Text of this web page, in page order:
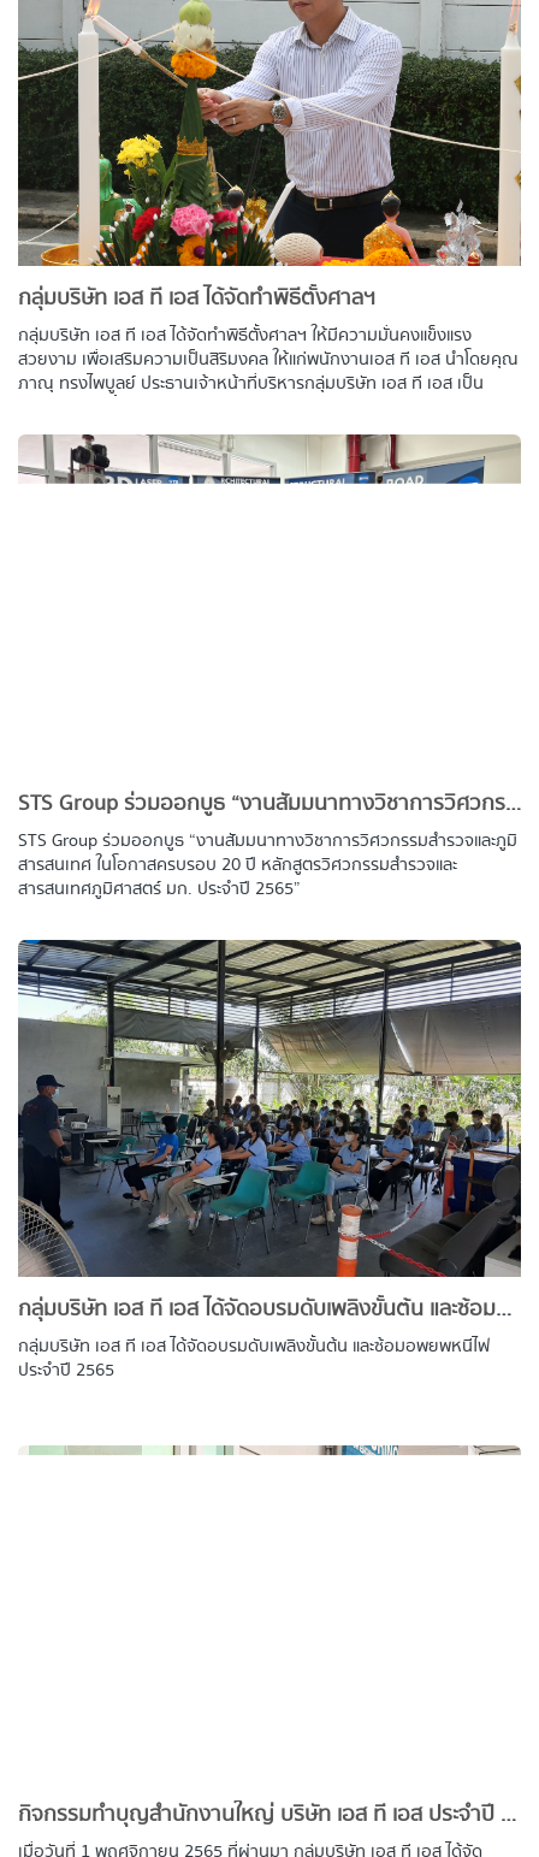
กลุ่มบริษัท เอส ที เอส ได้จัดทำพิธีตั้งศาลฯ
กลุ่มบริษัท เอส ที เอส ได้จัดทำพิธีตั้งศาลฯ ให้มีความมั่นคงแข็งแรง
สวยงาม เพื่อเสริมความเป็นสิริมงคล ให้แก่พนักงานเอส ที เอส นำโดยคุณ
ภาณุ ทรงไพบูลย์ ประธานเจ้าหน้าที่บริหารกลุ่มบริษัท เอส ที เอส เป็น
บริษัท เอส ที เอส กรีน จำกัด เมื่อวันพุธที่ 23 พฤศจิกายน 2565 ที่ผ่านมา
STS Group ร่วมออกบูธ “งานสัมมนาทางวิชาการวิศวกรรมสำรวจและภูมิสารสนเทศ ในโอกาสครบรอบ 20 ปี หลักสูตรวิศวกรรมสำรวจและสารสนเทศภูมิศาสตร์ มก. ประจำปี 2565”
STS Group ร่วมออกบูธ “งานสัมมนาทางวิชาการวิศวกรรมสำรวจและภูมิ
สารสนเทศ ในโอกาสครบรอบ 20 ปี หลักสูตรวิศวกรรมสำรวจและ
สารสนเทศภูมิศาสตร์ มก. ประจำปี 2565”
กลุ่มบริษัท เอส ที เอส ได้จัดอบรมดับเพลิงขั้นต้น และซ้อมอพยพหนีไฟ ประจำปี 2565
กลุ่มบริษัท เอส ที เอส ได้จัดอบรมดับเพลิงขั้นต้น และซ้อมอพยพหนีไฟ
ประจำปี 2565
กิจกรรมทำบุญสำนักงานใหญ่ บริษัท เอส ที เอส ประจำปี 2565